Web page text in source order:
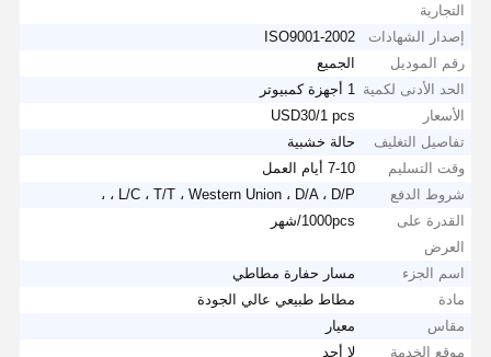
التجارية
إصدار الشهادات
ISO9001-2002
رقم الموديل
الجميع
الحد الأدنى لكمية
1 أجهزة كمبيوتر
الأسعار
USD30/1 pcs
تفاصيل التغليف
حالة خشبية
وقت التسليم
7-10 أيام العمل
شروط الدفع
L/C ، T/T ، Western Union ، D/A ، D/P ، ،
القدرة على
العرض
1000pcs/شهر
اسم الجزء
مسار حفارة مطاطي
مادة
مطاط طبيعي عالي الجودة
مقاس
معيار
موقع الخدمة
لا أحد